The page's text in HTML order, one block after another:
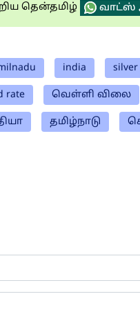
தென்தமிழ் வாட்ஸ்
india silver
rate வெள்ளி விலை
தமிழ்நாடு